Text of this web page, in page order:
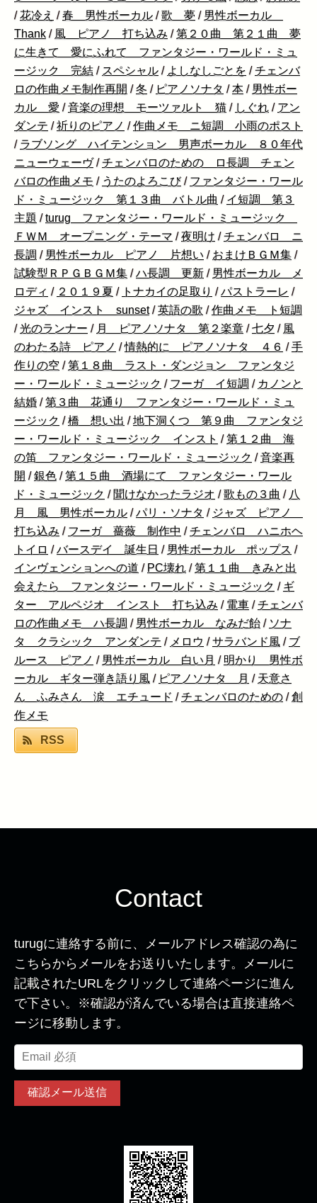
/花冷え /春 男性ボーカル /歌 夢 / 男性ボーカル
Thank / 風 ピアノ 打ち込み /第２０曲 第２１曲 夢
に生きて 愛にふれて ファンタジー・ワールド・ミュ
ージック 完結 / スペシャル / よしなしごとを /チェンバ
ロの作曲メモ制作再開 /冬 / ピアノソナタ /本 / 男性ボー
カル 愛 /音楽の理想 モーツァルト 猫 / しぐれ / アン
ダンテ /祈りのピアノ /作曲メモ ニ短調 小雨のポスト
/ ラブソング ハイテンション 男声ボーカル ８０年代
ニューウェーヴ /チェンバロのための ロ長調 チェン
バロの作曲メモ / うたのよろこび / ファンタジー・ワール
ド・ミュージック 第１３曲 バトル曲 / イ短調 第３
主題 /turug ファンタジー・ワールド・ミュージック
ＦＷＭ オープニング・テーマ /夜明け /チェンバロ ニ
長調 / 男性ボーカル ピアノ 片想い / おまけＢＧＭ集 /
試験型ＲＰＧＢＧＭ集 /ハ長調 更新 / 男性ボーカル メ
ロディ / ２０１９夏 / トナカイの足取り /パストラーレ /
ジャズ インスト sunset /英語の歌 /作曲メモ ト短調
/光のランナー / 月 ピアノソナタ 第２楽章 /七夕 / 風
のわたる詩 ピアノ /情熱的に ピアノソナタ ４６ /手
作りの空 /第１８曲 ラスト・ダンジョン ファンタジ
ー・ワールド・ミュージック / フーガ イ短調 / カノンと
結婚 /第３曲 花通り ファンタジー・ワールド・ミュ
ージック /橋 想い出 /地下洞くつ 第９曲 ファンタジ
ー・ワールド・ミュージック インスト /第１２曲 海
の笛 ファンタジー・ワールド・ミュージック /音楽再
開 /銀色 /第１５曲 酒場にて ファンタジー・ワール
ド・ミュージック / 聞けなかったラジオ /歌もの３曲 / 八
月 風 男性ボーカル /パリ・ソナタ / ジャズ ピアノ
打ち込み / フーガ 薔薇 制作中 /チェンバロ ハニホヘ
トイロ /バースデイ 誕生日 / 男性ボーカル ポップス /
インヴェンションへの道 / PC壊れ /第１１曲 きみと出
会えたら ファンタジー・ワールド・ミュージック / ギ
ター アルペジオ インスト 打ち込み / 電車 /チェンバ
ロの作曲メモ ハ長調 / 男性ボーカル なみだ飴 / ソナ
タ クラシック アンダンテ / メロウ /サラバンド風 / ブ
ルース ピアノ / 男性ボーカル 白い月 / 明かり 男性ボ
ーカル ギター弾き語り風 / ピアノソナタ 月 / 天意さ
ん ふみさん 涙 エチュード /チェンバロのための /創
作メモ
RSS
Contact
turugに連絡する前に、メールアドレス確認の為に
こちらからメールをお送りいたします。メールに
記載されたURLをクリックして連絡ページに進ん
で下さい。※確認が済んでいる場合は直接連絡ペ
ージに移動します。